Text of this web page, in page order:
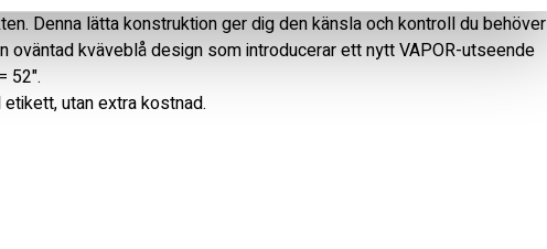
Denna lätta konstruktion ger dig den känsla och kontroll du behöver
kväveblå design som introducerar ett nytt VAPOR-utseende
52".
utan extra kostnad.